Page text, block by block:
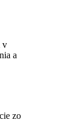
v
a
zo